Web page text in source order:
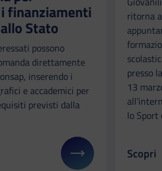
finanziamenti
Stato
possono
direttamente
inserendo i
e accademici per
previsti dalla
ad avere maggiori dettagli su:
ritorna
presso
13
lo Sport
Il link
Scopri